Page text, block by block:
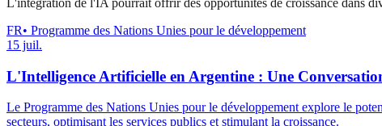
FR• Programme des Nations Unies pour le développement
15 juil.
L'Intelligence Artificielle en Argentine : Une
Le Programme des Nations Unies pour le développement explore le
secteurs, optimisant les services publics et stimulant la croissance.